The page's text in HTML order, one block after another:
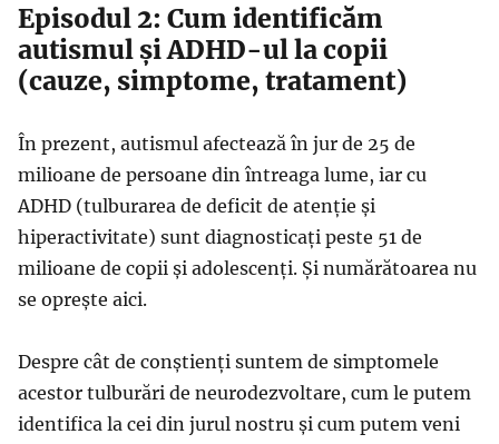
Episodul 2: Cum identificăm
autismul și ADHD-ul la copii
(cauze, simptome, tratament)
În prezent, autismul afectează în jur de 25 de
milioane de persoane din întreaga lume, iar cu
ADHD (tulburarea de deficit de atenţie şi
hiperactivitate) sunt diagnosticaţi peste 51 de
milioane de copii şi adolescenţi. Și numărătoarea nu
se oprește aici.
Despre cât de conștienți suntem de simptomele
acestor tulburări de neurodezvoltare, cum le putem
identifica la cei din jurul nostru și cum putem veni